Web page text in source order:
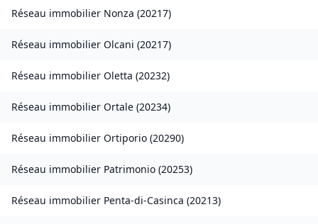
Réseau immobilier Nonza (20217)
Réseau immobilier Olcani (20217)
Réseau immobilier Oletta (20232)
Réseau immobilier Ortale (20234)
Réseau immobilier Ortiporio (20290)
Réseau immobilier Patrimonio (20253)
Réseau immobilier Penta-di-Casinca (20213)